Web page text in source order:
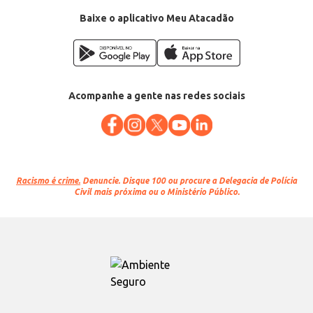
Baixe o aplicativo Meu Atacadão
Acompanhe a gente nas redes sociais
Racismo é crime. Denuncie. Disque 100 ou procure a Delegacia de Polícia
Civil mais próxima ou o Ministério Público.